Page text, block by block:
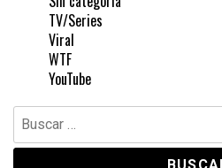
TV/Series
Viral
WTF
YouTube
Buscar: